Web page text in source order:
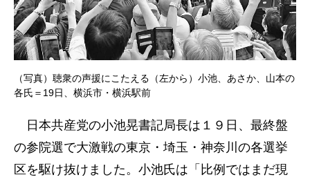
（写真）聴衆の声援にこたえる（左から）小池、あさか、山本の
各氏＝19日、横浜市・横浜駅前
日本共産党の小池晃書記局長は１９日、最終盤
の参院選で大激戦の東京・埼玉・神奈川の各選挙
区を駆け抜けました。小池氏は「比例ではまだ現